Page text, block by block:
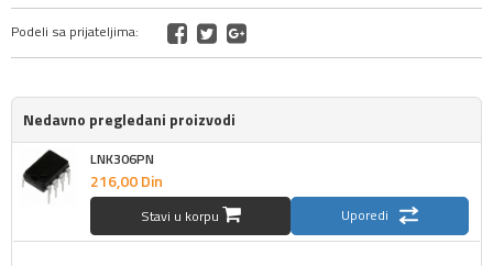
Podeli sa prijateljima:
Nedavno pregledani proizvodi
LNK306PN
216,00Din
Stavi u korpu Uporedi